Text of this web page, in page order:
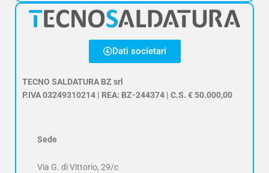
Dati societari
TECNO SALDATURA BZ srl
P.IVA 03249310214 | REA: BZ-244374 | C.S. € 50.000,00
Sede
Via G. di Vittorio, 29/c